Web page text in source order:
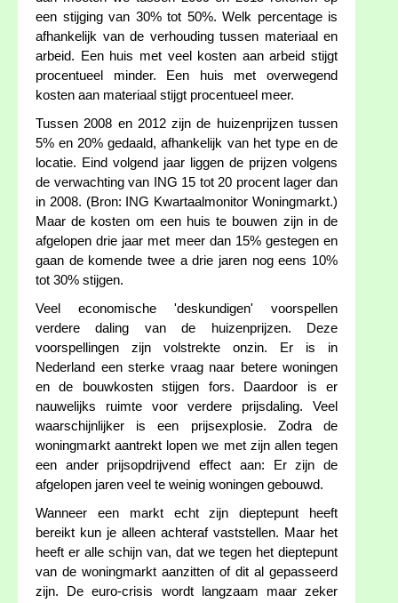
een stijging van 30% tot 50%. Welk percentage is
afhankelijk van de verhouding tussen materiaal en
arbeid. Een huis met veel kosten aan arbeid stijgt
procentueel minder. Een huis met overwegend
kosten aan materiaal stijgt procentueel meer.
Tussen 2008 en 2012 zijn de huizenprijzen tussen
5% en 20% gedaald, afhankelijk van het type en de
locatie. Eind volgend jaar liggen de prijzen volgens
de verwachting van ING 15 tot 20 procent lager dan
in 2008. (Bron: ING Kwartaalmonitor Woningmarkt.)
Maar de kosten om een huis te bouwen zijn in de
afgelopen drie jaar met meer dan 15% gestegen en
gaan de komende twee a drie jaren nog eens 10%
tot 30% stijgen.
Veel economische 'deskundigen' voorspellen
verdere daling van de huizenprijzen. Deze
voorspellingen zijn volstrekte onzin. Er is in
Nederland een sterke vraag naar betere woningen
en de bouwkosten stijgen fors. Daardoor is er
nauwelijks ruimte voor verdere prijsdaling. Veel
waarschijnlijker is een prijsexplosie. Zodra de
woningmarkt aantrekt lopen we met zijn allen tegen
een ander prijsopdrijvend effect aan: Er zijn de
afgelopen jaren veel te weinig woningen gebouwd.
Wanneer een markt echt zijn dieptepunt heeft
bereikt kun je alleen achteraf vaststellen. Maar het
heeft er alle schijn van, dat we tegen het dieptepunt
van de woningmarkt aanzitten of dit al gepasseerd
zijn. De euro-crisis wordt langzaam maar zeker